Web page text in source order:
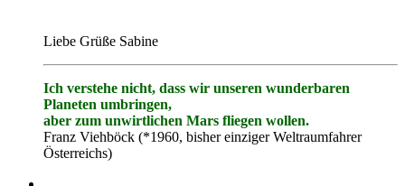
Liebe Grüße Sabine
Ich verstehe nicht, dass wir unseren wunderbaren
Planeten umbringen,
aber zum unwirtlichen Mars fliegen wollen.
Franz Viehböck (*1960, bisher einziger Weltraumfahrer
Österreichs)